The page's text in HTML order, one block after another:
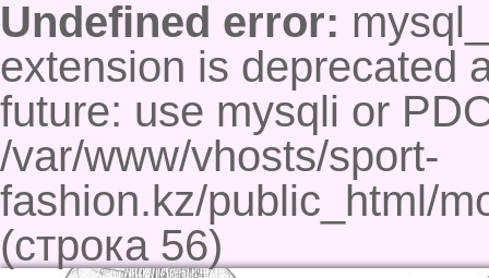
Undefined error:
extension is deprecated
future: use mysqli or
/var/www/vhosts/sport-
fashion.kz/public_html/
(строка 56)